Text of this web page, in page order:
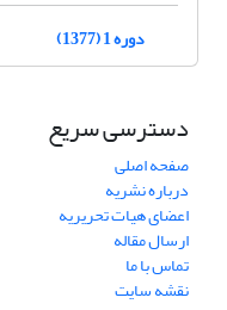
دوره 1 (1377)
دسترسی سریع
صفحه اصلی
درباره نشریه
اعضای هیات تحریریه
ارسال مقاله
تماس با ما
نقشه سایت